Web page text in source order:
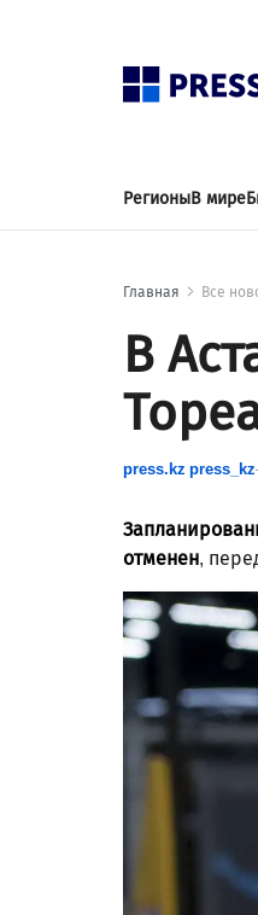
РегионыВ мире
Главная Все
В
press.kz press_kz
отменен,